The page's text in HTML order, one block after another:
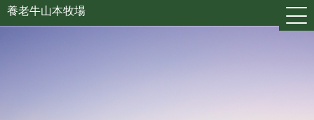
養老牛山本牧場